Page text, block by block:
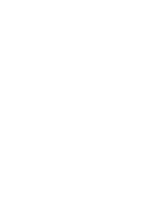
война
в Новороссии, ДНР,